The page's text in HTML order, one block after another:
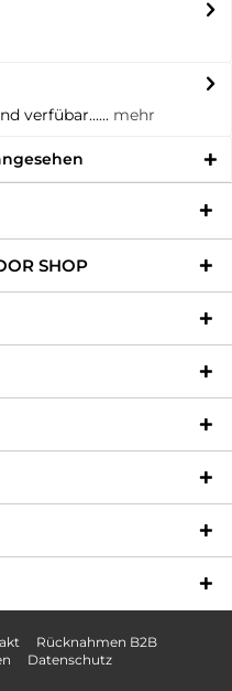
verfübar...... mehr
SHOP
Rücknahmen B2B
Datenschutz